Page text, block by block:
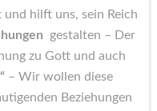
hilft uns, sein Reich
gestalten – Der
zu Gott und auch
– Wir wollen diese
Beziehungen